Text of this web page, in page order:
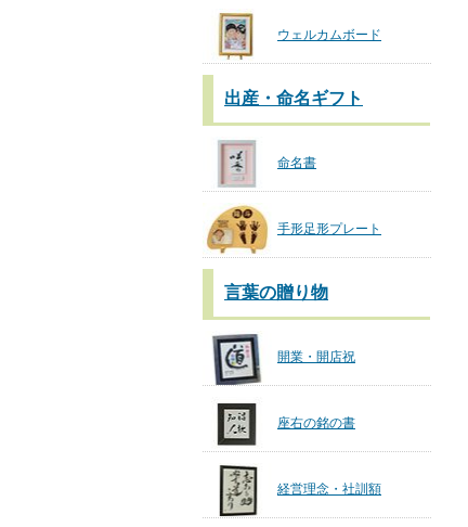
ウェルカムボード
出産・命名ギフト
命名書
手形足形プレート
言葉の贈り物
開業・開店祝
座右の銘の書
経営理念・社訓額